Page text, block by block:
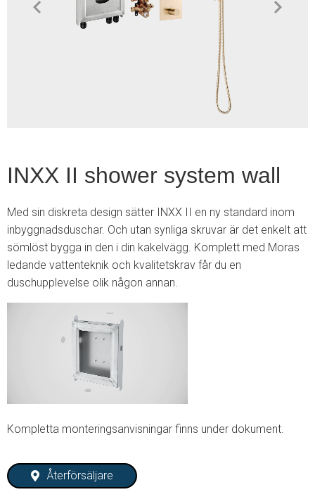
INXX II shower system wall
Med sin diskreta design sätter INXX II en ny standard inom
inbyggnadsduschar. Och utan synliga skruvar är det enkelt att
sömlöst bygga in den i din kakelvägg. Komplett med Moras
ledande vattenteknik och kvalitetskrav får du en
duschupplevelse olik någon annan.
Kompletta monteringsanvisningar finns under dokument.
Återförsäljare